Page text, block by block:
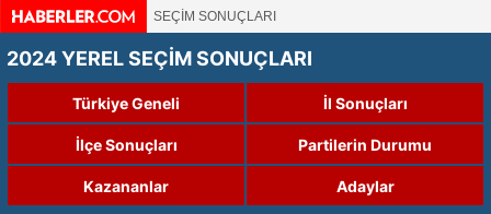
SEÇİM SONUÇLARI
2024 YEREL SEÇİM SONUÇLARI
Türkiye Geneli İl Sonuçları
İlçe Sonuçları Partilerin Durumu
Kazananlar Adaylar